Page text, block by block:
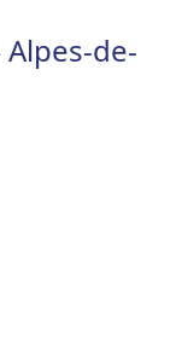
de-